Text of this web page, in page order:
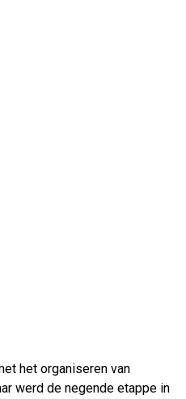
het organiseren van
werd de negende etappe in